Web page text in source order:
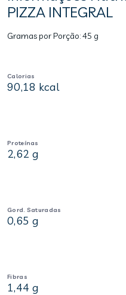
PIZZA INTEGRAL
Gramas por Porção:45 g
Calorias
90,18 kcal
Proteínas
2,62 g
Gord. Saturadas
0,65 g
Fibras
1,44 g